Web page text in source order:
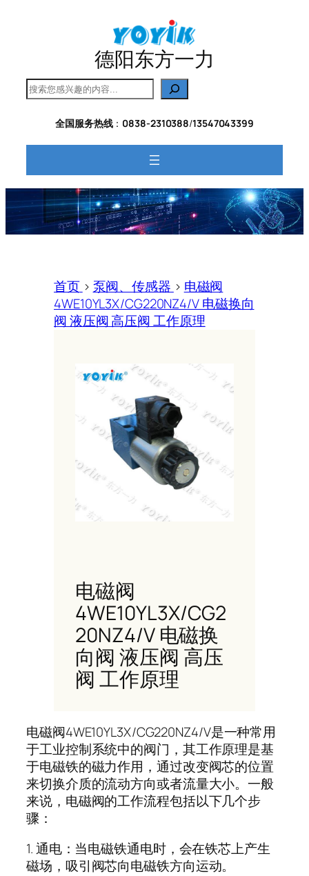
德阳东方一力
搜
索
全国服务热线： 0838-2310388/13547043399
首页 > 泵阀、传感器 > 电磁阀
4WE10YL3X/CG220NZ4/V 电磁换向
阀 液压阀 高压阀 工作原理
电磁阀
4WE10YL3X/CG2
20NZ4/V 电磁换
向阀 液压阀 高压
阀 工作原理
电磁阀4WE10YL3X/CG220NZ4/V是一种常用
于工业控制系统中的阀门，其工作原理是基
于电磁铁的磁力作用，通过改变阀芯的位置
来切换介质的流动方向或者流量大小。一般
来说，电磁阀的工作流程包括以下几个步
骤：
1. 通电：当电磁铁通电时，会在铁芯上产生
磁场，吸引阀芯向电磁铁方向运动。